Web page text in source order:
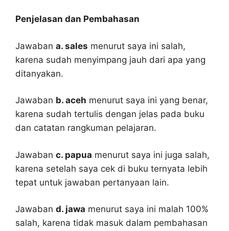
Penjelasan dan Pembahasan
Jawaban a. sales menurut saya ini salah,
karena sudah menyimpang jauh dari apa yang
ditanyakan.
Jawaban b. aceh menurut saya ini yang benar,
karena sudah tertulis dengan jelas pada buku
dan catatan rangkuman pelajaran.
Jawaban c. papua menurut saya ini juga salah,
karena setelah saya cek di buku ternyata lebih
tepat untuk jawaban pertanyaan lain.
Jawaban d. jawa menurut saya ini malah 100%
salah, karena tidak masuk dalam pembahasan